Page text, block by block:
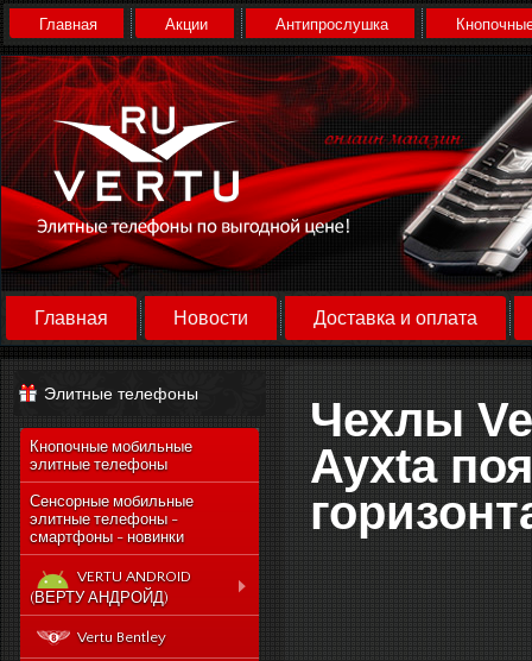
Главная Акции Антипрослушка
Главная Новости Доставка и оплата
Элитные телефоны
Кнопочные мобильные
элитные телефоны
Сенсорные мобильные
элитные телефоны -
смартфоны - новинки
VERTU ANDROID
(ВЕРТУ АНДРОЙД)
Новый Vertu Signature
New Touch
Vertu Bentley
Чехлы
Ayxta